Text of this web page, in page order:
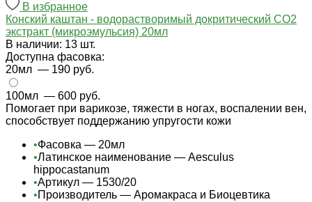
В избранное
Конский каштан - водорастворимый докритический СО2
экстракт (микроэмульсия) 20мл
В наличии: 13 шт.
Доступна фасовка:
20мл — 190 руб.
100мл — 600 руб.
Помогает при варикозе, тяжести в ногах, воспалении вен,
способствует поддержанию упругости кожи
•Фасовка — 20мл
•Латинское наименование — Aesculus
hippocastanum
•Артикул — 1530/20
•Производитель — Аромакраса и Биоцевтика